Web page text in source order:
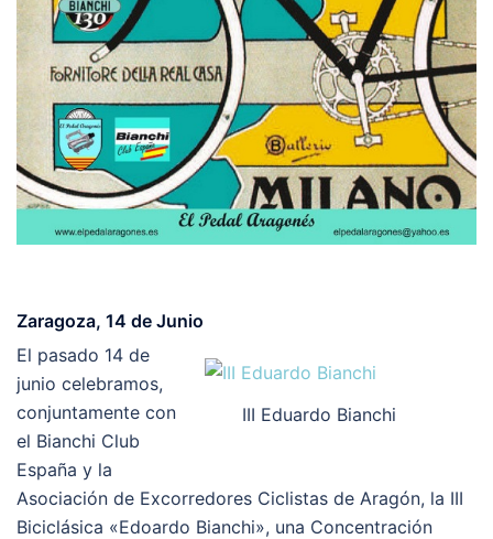
Zaragoza, 14 de Junio
III Eduardo Bianchi
El pasado 14 de
junio celebramos,
conjuntamente con
el Bianchi Club
España y la
Asociación de Excorredores Ciclistas de Aragón, la III
Biciclásica «Edoardo Bianchi», una Concentración